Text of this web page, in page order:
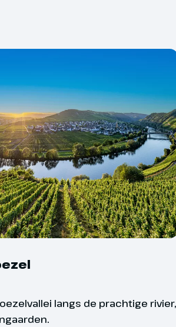
langs de prachtige rivier,
Saar &
54 km
Vanaf het
komende
de Saar
midden en
diepe
je de oevers
Hier geniet
beweerd
Moezelregio
bekende
Op de
door de
Veilig op de